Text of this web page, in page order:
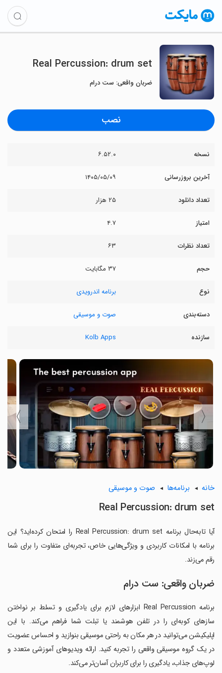
Real Percussion: drum set
ضربان واقعی: ست درام
نصب
نسخه ۶.۵۲.۰
آخرین بروزرسانی ۱۴۰۵/۰۵/۰۹
تعداد دانلود ۲۵ هزار
امتیاز ۴.۷
تعداد نظرات ۶۳
حجم ۳۷ مگابایت
نوع برنامه اندرویدی
دسته‌بندی صوت و موسیقی
سازنده Kolb Apps
〈
〉
خانه برنامه‌ها صوت و موسیقی
Real Percussion: drum set
آیا تابه‌حال برنامه Real Percussion: drum set را امتحان کرده‌اید؟ این
برنامه با امکانات کاربردی و ویژگی‌هایی خاص، تجربه‌ای متفاوت را برای شما
رقم می‌زند.
ضربان واقعی: ست درام
برنامه Real Percussion ابزارهای لازم برای یادگیری و تسلط بر نواختن
سازهای کوبه‌ای را در تلفن هوشمند یا تبلت شما فراهم می‌کند. با این
اپلیکیشن می‌توانید در هر مکان به راحتی موسیقی بنوازید و احساس عضویت
در یک گروه موسیقی واقعی را تجربه کنید. ارائه ویدیوهای آموزشی متعدد و
لوپ‌های جذاب، یادگیری را برای کاربران آسان‌تر می‌کند.